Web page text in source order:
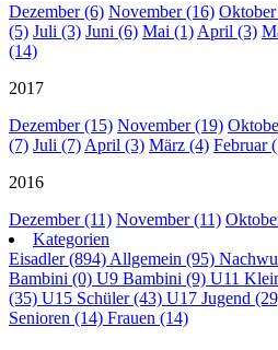
Dezember (6) November (16)
(5) Juli (3) Juni (6) Mai (1) April (3)
(14)
2017
Dezember (15) November (19)
(7) Juli (7) April (3) März (4) Februar
2016
Dezember (11) November (11)
Kategorien
Eisadler (894) Allgemein (95)
Bambini (0) U9 Bambini (9) U11
(35) U15 Schüler (43) U17 Jugend
Senioren (14) Frauen (14)